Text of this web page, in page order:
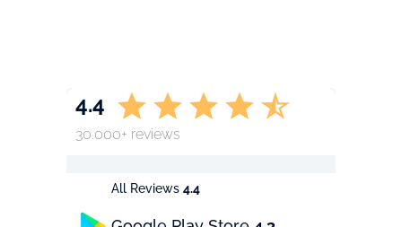
All Reviews 4.4
4.4
30.000+ reviews